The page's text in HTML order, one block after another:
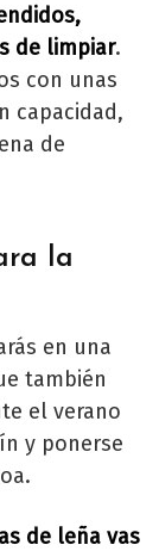
de limpiar.
con unas
capacidad,
de
la
en una
también
el verano
y ponerse
de leña vas